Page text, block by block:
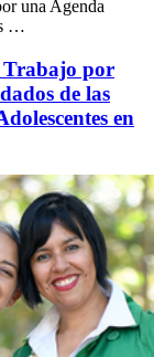
una Agenda
…
Trabajo por
de las
en